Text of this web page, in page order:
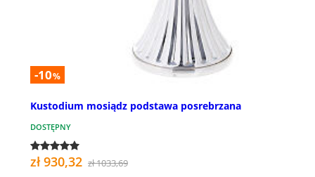
-10%
Kustodium mosiądz podstawa posrebrzana
DOSTĘPNY
zł 930,32 zł 1033,69